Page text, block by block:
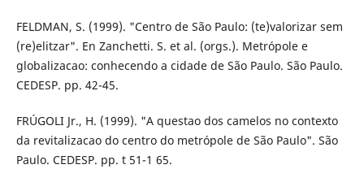
FELDMAN, S. (1999). "Centro de São Paulo: (te)valorizar sem
(re)elitzar". En Zanchetti. S. et al. (orgs.). Metrópole e
globalizacao: conhecendo a cidade de São Paulo. São Paulo.
CEDESP. pp. 42-45.
FRÚGOLI Jr., H. (1999). "A questao dos camelos no contexto
da revitalizacao do centro do metrópole de São Paulo". São
Paulo. CEDESP. pp. t 51-1 65.